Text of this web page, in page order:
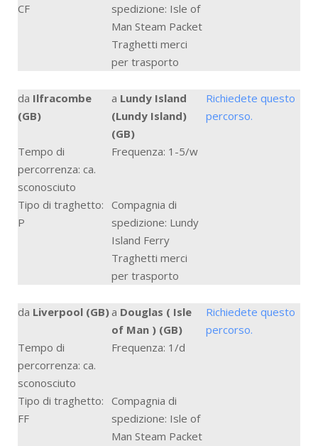
CF
spedizione: Isle of
Man Steam Packet
Traghetti merci
per trasporto
da Ilfracombe
(GB)
a Lundy Island
(Lundy Island)
(GB)
Richiedete questo
percorso.
Tempo di
percorrenza: ca.
sconosciuto
Frequenza: 1-5/w
Tipo di traghetto:
P
Compagnia di
spedizione: Lundy
Island Ferry
Traghetti merci
per trasporto
da Liverpool (GB)a Douglas ( Isle
of Man ) (GB)
Richiedete questo
percorso.
Tempo di
percorrenza: ca.
sconosciuto
Frequenza: 1/d
Tipo di traghetto:
FF
Compagnia di
spedizione: Isle of
Man Steam Packet